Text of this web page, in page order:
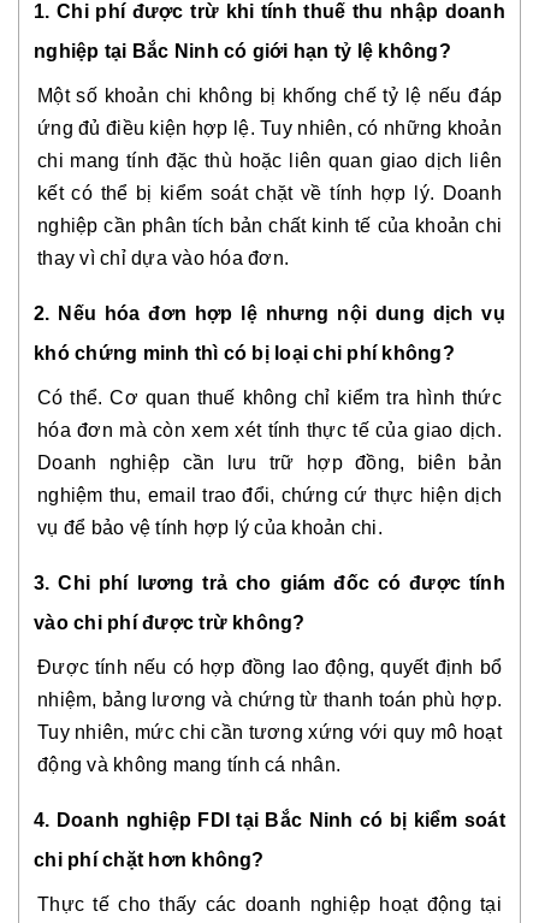
1. Chi phí được trừ khi tính thuế thu nhập doanh
nghiệp tại Bắc Ninh có giới hạn tỷ lệ không?
Một số khoản chi không bị khống chế tỷ lệ nếu đáp
ứng đủ điều kiện hợp lệ. Tuy nhiên, có những khoản
chi mang tính đặc thù hoặc liên quan giao dịch liên
kết có thể bị kiểm soát chặt về tính hợp lý. Doanh
nghiệp cần phân tích bản chất kinh tế của khoản chi
thay vì chỉ dựa vào hóa đơn.
2. Nếu hóa đơn hợp lệ nhưng nội dung dịch vụ
khó chứng minh thì có bị loại chi phí không?
Có thể. Cơ quan thuế không chỉ kiểm tra hình thức
hóa đơn mà còn xem xét tính thực tế của giao dịch.
Doanh nghiệp cần lưu trữ hợp đồng, biên bản
nghiệm thu, email trao đổi, chứng cứ thực hiện dịch
vụ để bảo vệ tính hợp lý của khoản chi.
3. Chi phí lương trả cho giám đốc có được tính
vào chi phí được trừ không?
Được tính nếu có hợp đồng lao động, quyết định bổ
nhiệm, bảng lương và chứng từ thanh toán phù hợp.
Tuy nhiên, mức chi cần tương xứng với quy mô hoạt
động và không mang tính cá nhân.
4. Doanh nghiệp FDI tại Bắc Ninh có bị kiểm soát
chi phí chặt hơn không?
Thực tế cho thấy các doanh nghiệp hoạt động tại